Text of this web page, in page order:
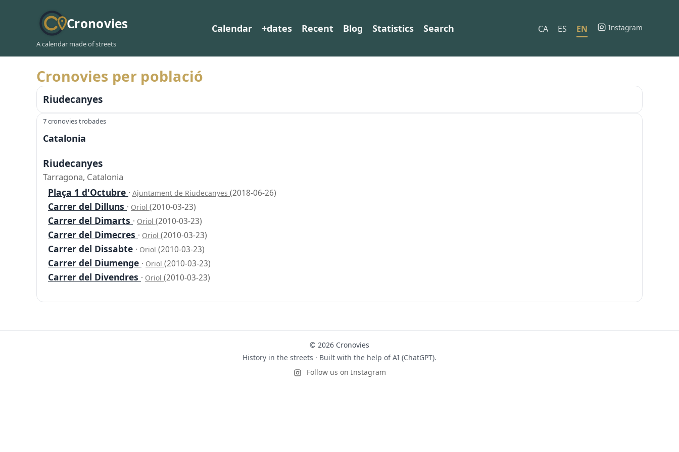
Cronovies
A calendar made of streets
Calendar +dates Recent Blog Statistics Search CA ES EN Instagram
Cronovies per població
Riudecanyes
7 cronovies trobades
Catalonia
Riudecanyes
Tarragona, Catalonia
Plaça 1 d'Octubre · Ajuntament de Riudecanyes (2018-06-26)
Carrer del Dilluns · Oriol (2010-03-23)
Carrer del Dimarts · Oriol (2010-03-23)
Carrer del Dimecres · Oriol (2010-03-23)
Carrer del Dissabte · Oriol (2010-03-23)
Carrer del Diumenge · Oriol (2010-03-23)
Carrer del Divendres · Oriol (2010-03-23)
© 2026 Cronovies
History in the streets · Built with the help of AI (ChatGPT).
Follow us on Instagram